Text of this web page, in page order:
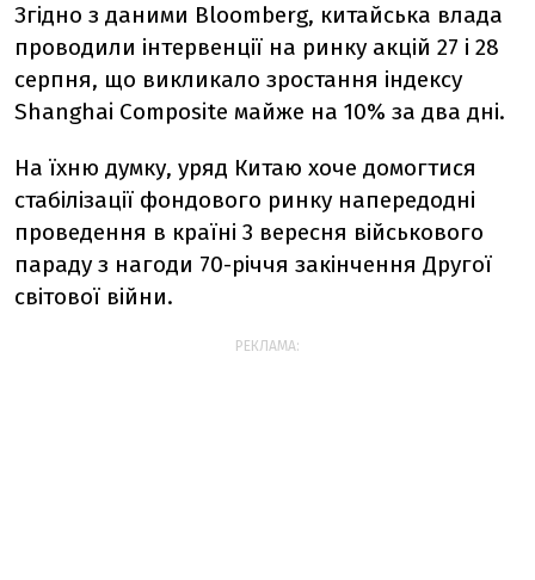
Згідно з даними Bloomberg, китайська влада
проводили інтервенції на ринку акцій 27 і 28
серпня, що викликало зростання індексу
Shanghai Composite майже на 10% за два дні.
На їхню думку, уряд Китаю хоче домогтися
стабілізації фондового ринку напередодні
проведення в країні 3 вересня військового
параду з нагоди 70-річчя закінчення Другої
світової війни.
РЕКЛАМА: